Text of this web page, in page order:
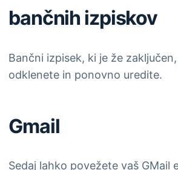
bančnih izpiskov
Bančni izpisek, ki je že
odklenete in ponovno uredite.
Gmail
Sedaj lahko povežete vaš GMail